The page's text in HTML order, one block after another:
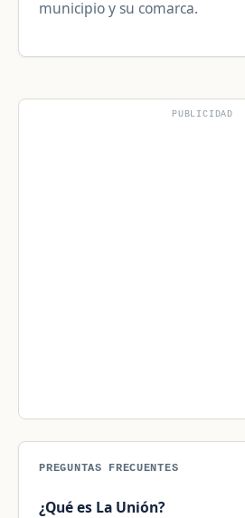
municipio y su comarca.
PUBLICIDAD
PREGUNTAS FRECUENTES
¿Qué es La Unión?